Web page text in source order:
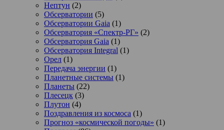
Нептун (2)
Обсерватории (5)
Обсерватории Gaia (1)
Обсерватория «Спектр-РГ» (2)
Обсерватория Gaia (1)
Обсерватория Integral (1)
Орел (1)
Передача энергии (1)
Планетные системы (1)
Планеты (22)
Плесецк (3)
Плутон (4)
Поздравления из космоса (1)
Прогноз «космической погоды» (1)